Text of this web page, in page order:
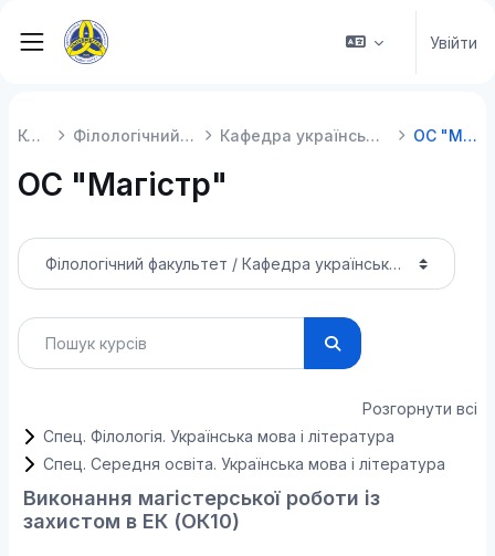
Бокова панель
Увійти
Курси Філологічний факультет Кафедра української літератури ОС "Магістр"
ОС "Магістр"
Категорії курсів
Пошук курсів
Пошук курсів
Розгорнути всі
Спец. Філологія. Українська мова і література
Спец. Середня освіта. Українська мова і література
Виконання магістерської роботи із
захистом в ЕК (ОК10)